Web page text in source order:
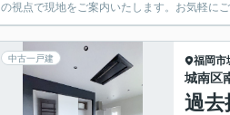
の視点で現地をご案内いたします。お気軽にご
中古一戸建 福岡市
城南区
過去